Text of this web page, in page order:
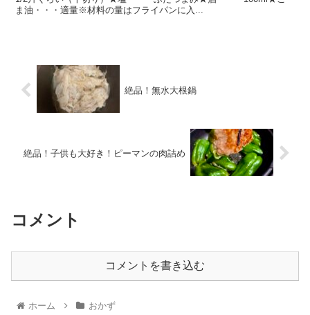
ま油・・・適量※材料の量はフライパンに入...
絶品！無水大根鍋
絶品！子供も大好き！ピーマンの肉詰め
コメント
コメントを書き込む
ホーム おかず